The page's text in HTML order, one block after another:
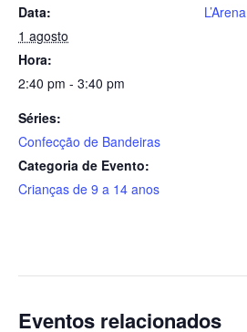
Data:
1 agosto
Hora:
2:40 pm - 3:40 pm
Séries:
Confecção de Bandeiras
Categoria de Evento:
Crianças de 9 a 14 anos
L’Arena
Eventos relacionados